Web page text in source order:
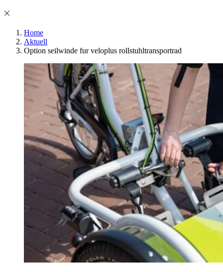
Home
Aktuell
Option seilwinde fur veloplus rollstuhltransportrad